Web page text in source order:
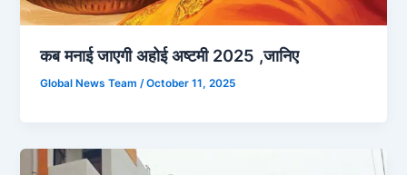
कब मनाई जाएगी अहोई अष्टमी 2025 ,जानिए
Global News Team/October 11, 2025